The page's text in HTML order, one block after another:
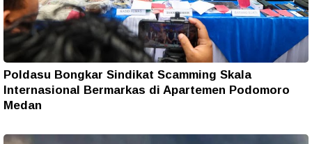
Poldasu Bongkar Sindikat Scamming Skala
Internasional Bermarkas di Apartemen Podomoro
Medan